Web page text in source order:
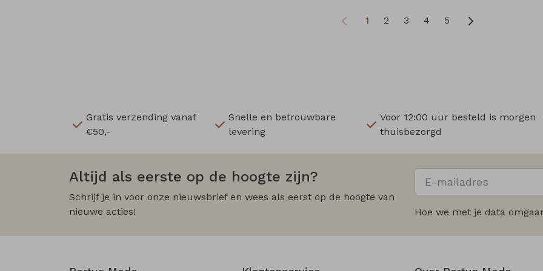
1 2 3 4 5
Gratis verzending vanaf
€50,-
Snelle en betrouwbare
levering
Voor 12:00 uur besteld is morgen
thuisbezorgd
Altijd als eerste op de hoogte zijn?
Schrijf je in voor onze nieuwsbrief en wees als eerst op de hoogte van
nieuwe acties!
Hoe we met je data